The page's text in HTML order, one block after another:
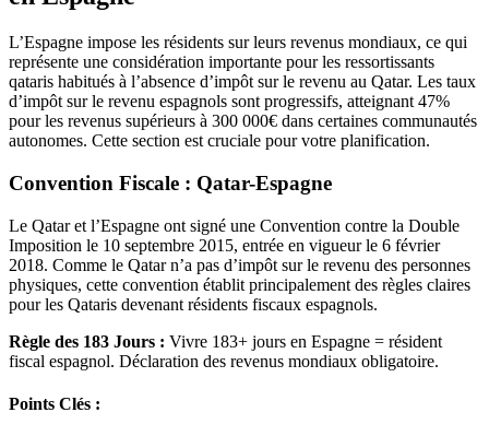
L’Espagne impose les résidents sur leurs revenus mondiaux, ce qui
représente une considération importante pour les ressortissants
qataris habitués à l’absence d’impôt sur le revenu au Qatar. Les taux
d’impôt sur le revenu espagnols sont progressifs, atteignant 47%
pour les revenus supérieurs à 300 000€ dans certaines communautés
autonomes. Cette section est cruciale pour votre planification.
Convention Fiscale : Qatar-Espagne
Le Qatar et l’Espagne ont signé une Convention contre la Double
Imposition le 10 septembre 2015, entrée en vigueur le 6 février
2018. Comme le Qatar n’a pas d’impôt sur le revenu des personnes
physiques, cette convention établit principalement des règles claires
pour les Qataris devenant résidents fiscaux espagnols.
Règle des 183 Jours : Vivre 183+ jours en Espagne = résident
fiscal espagnol. Déclaration des revenus mondiaux obligatoire.
Points Clés :